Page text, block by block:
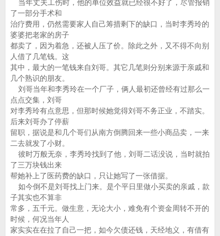
当年丈夫工伤时，他的单位效益就已经很不好了，尽管报销
了一部分手术和
治疗费用，仍然需要家人自己筹措剩下的缺口，当时李秀玲的
婆婆把老家的房子
都卖了，因为着急，还被人压了价。除此之外，又不得不向别
人借了几笔钱。这
其中，最大的一笔钱来自刘哥。其它几笔则分别来源于亲戚和
几个熟识的朋友。
刘哥当年和李秀玲在一个厂子，俩人最初还曾经有过那么一
点点交集，刘哥
对李秀玲有点意思，但那时候她觉得刘哥不务正业，不踏实。
后来刘哥办了停薪
留职，据说是和几个哥们从南方倒腾回来一些小商品卖，一来
二去就发了小财。
彼时万般无奈，李秀玲找到了他，刘哥二话没说，当时就拍
了三万块钱出来
帮她补上了医药费的缺口，只让她写了一张借据。
如今倒不是刘哥找上门来。是个平日里做小买卖的亲戚，款
子其实也不算非
常多，五千元。做生意，无论大小，难免有个资金周转不开的
时候，何况当年人
家实实在在拉了自己一把，如今欠债还钱，天经地义，有借有